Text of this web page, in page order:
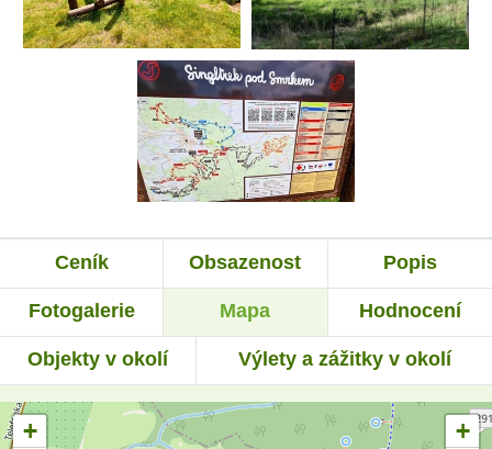
Ceník Obsazenost Popis
Fotogalerie Mapa Hodnocení
Objekty v okolí Výlety a zážitky v okolí
+
+